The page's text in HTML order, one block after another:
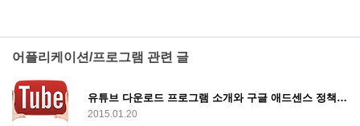
어플리케이션/프로그램 관련 글
유튜브 다운로드 프로그램 소개와 구글 애드센스 정책 위반
2015.01.20